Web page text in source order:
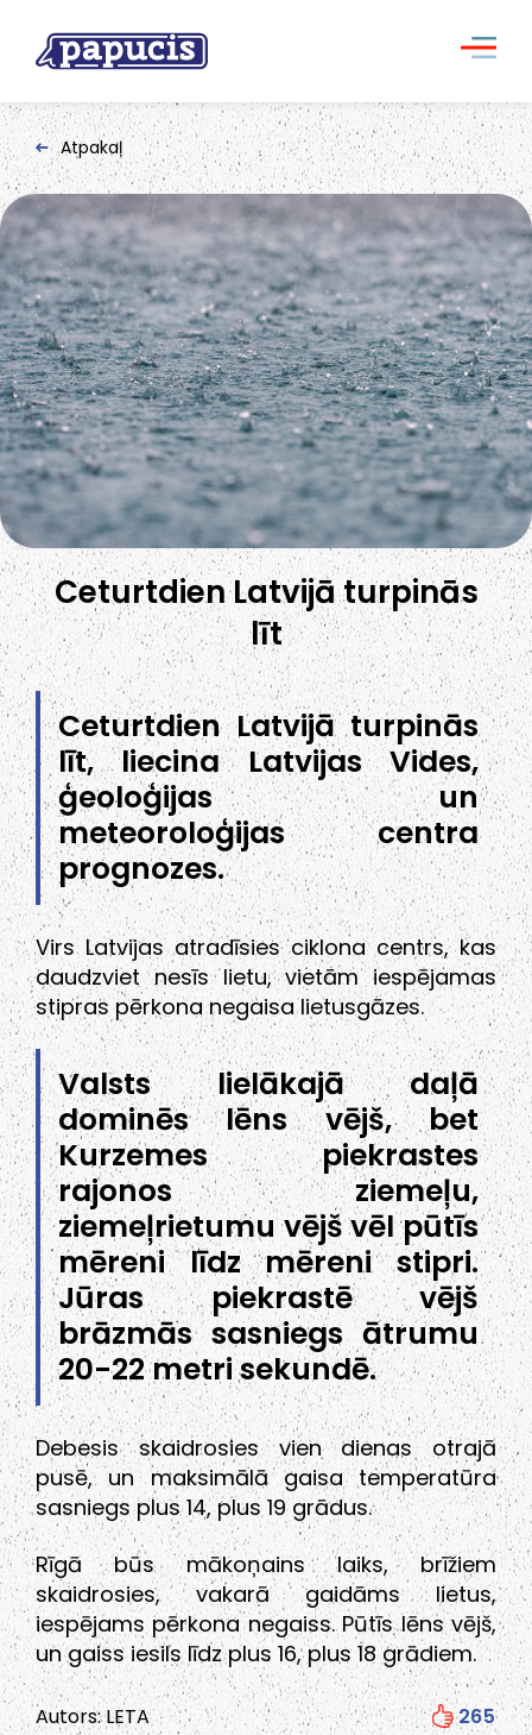
Atpakaļ
Ceturtdien Latvijā turpinās
līt
Ceturtdien Latvijā turpinās
līt, liecina Latvijas Vides,
ģeoloģijas un
meteoroloģijas centra
prognozes.
Virs Latvijas atradīsies ciklona centrs, kas
daudzviet nesīs lietu, vietām iespējamas
stipras pērkona negaisa lietusgāzes.
Valsts lielākajā daļā
dominēs lēns vējš, bet
Kurzemes piekrastes
rajonos ziemeļu,
ziemeļrietumu vējš vēl pūtīs
mēreni līdz mēreni stipri.
Jūras piekrastē vējš
brāzmās sasniegs ātrumu
20-22 metri sekundē.
Debesis skaidrosies vien dienas otrajā
pusē, un maksimālā gaisa temperatūra
sasniegs plus 14, plus 19 grādus.
Rīgā būs mākoņains laiks, brīžiem
skaidrosies, vakarā gaidāms lietus,
iespējams pērkona negaiss. Pūtīs lēns vējš,
un gaiss iesils līdz plus 16, plus 18 grādiem.
Autors: LETA
265